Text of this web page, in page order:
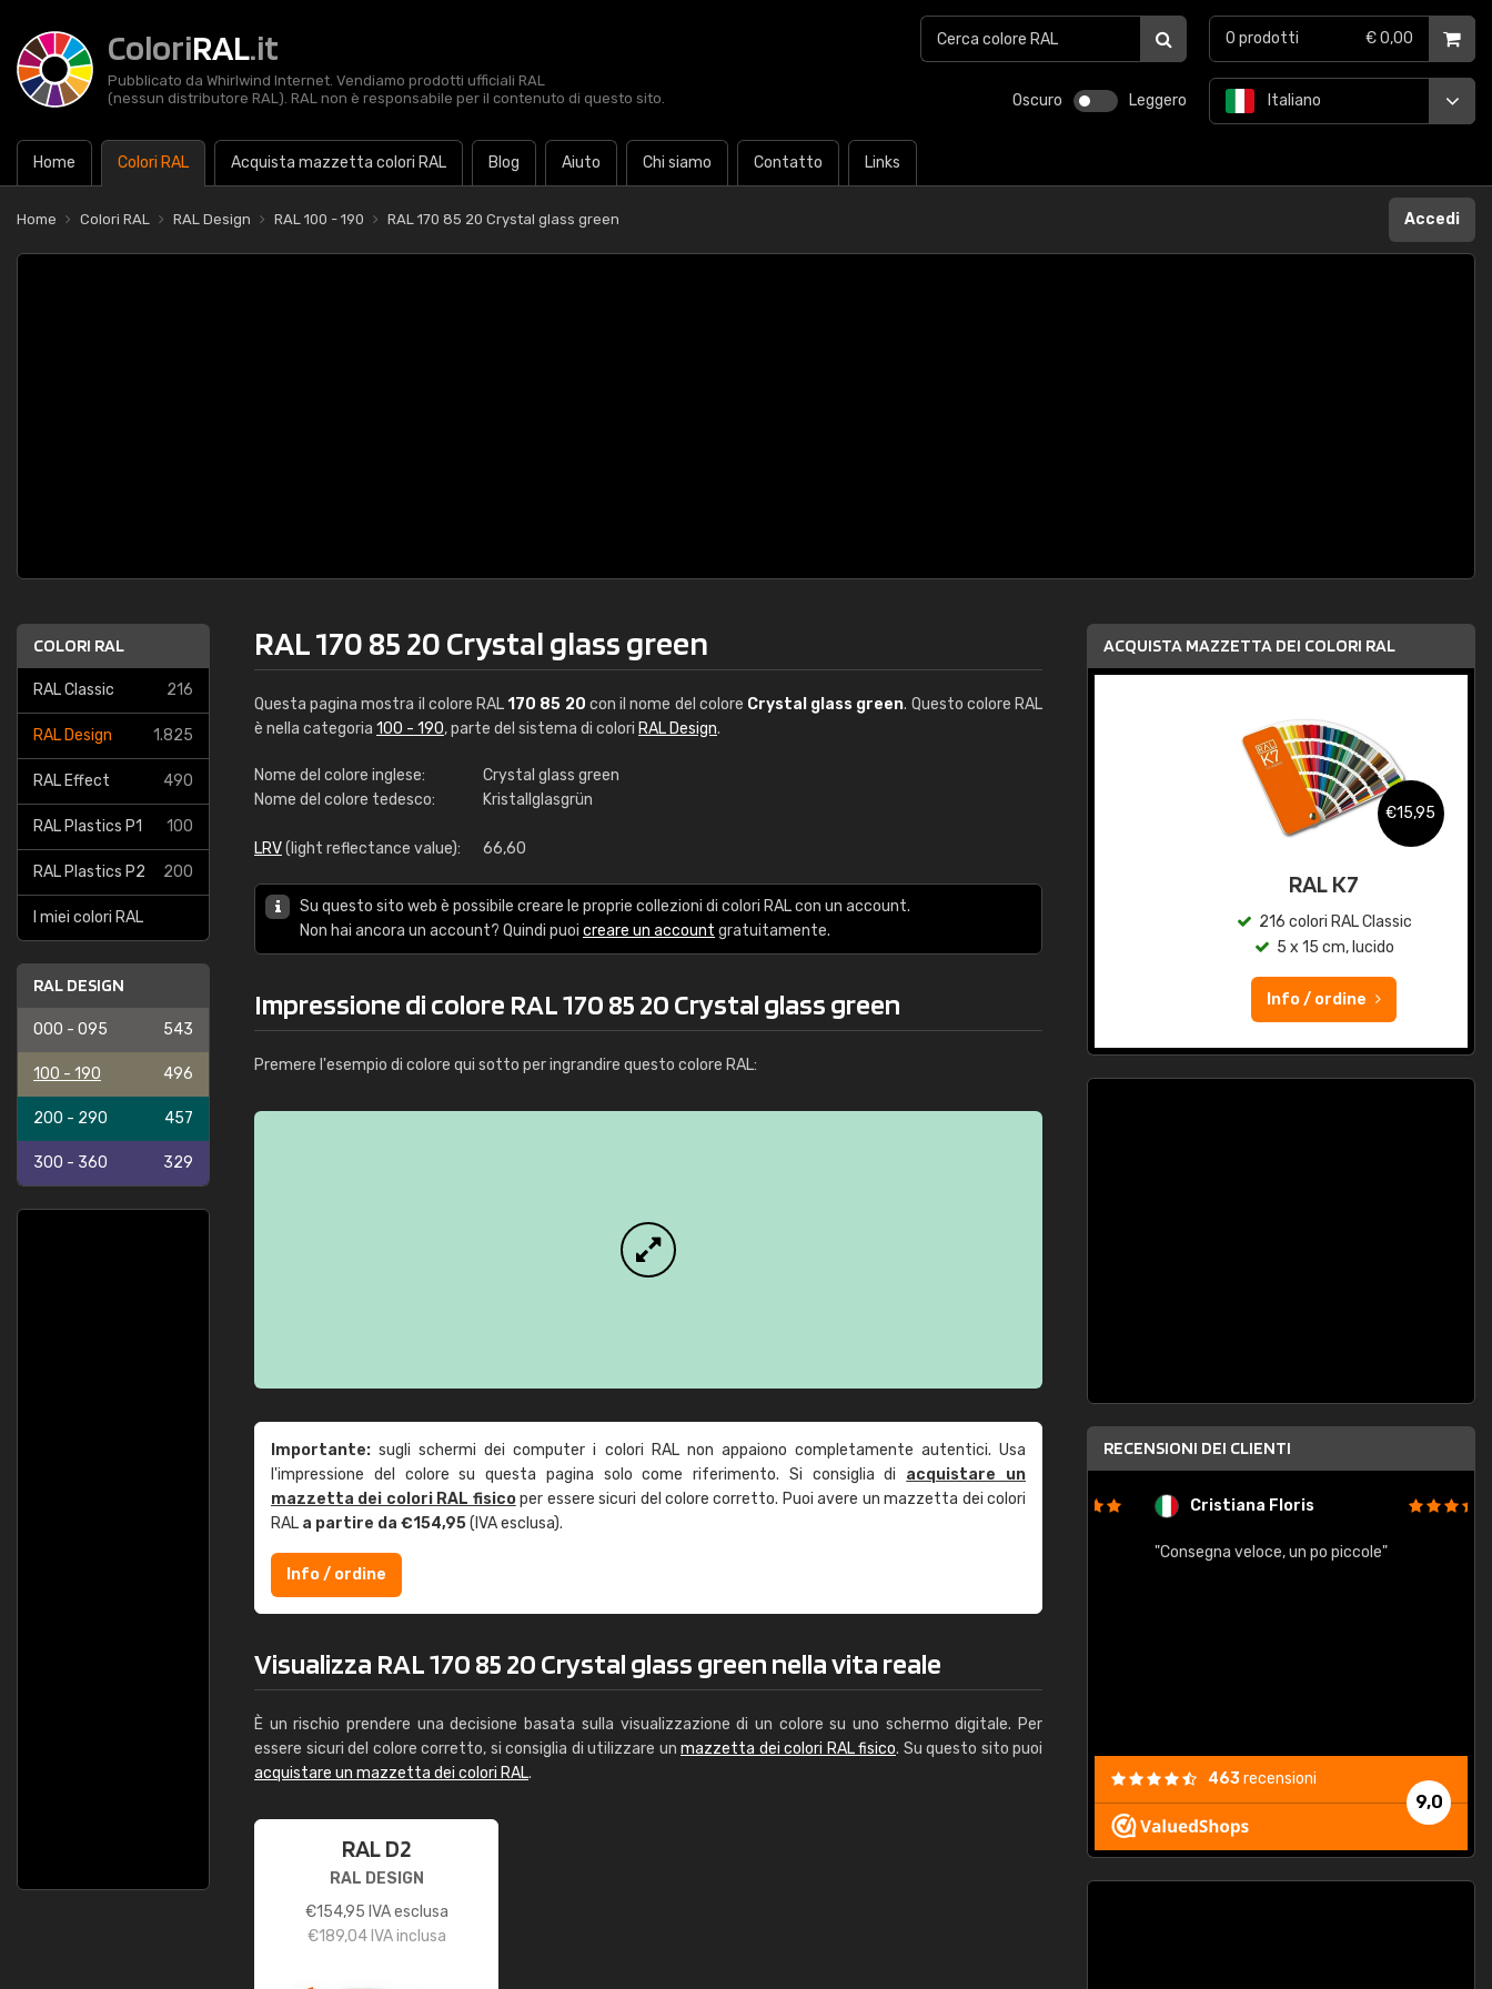
ColoriRAL.it
Pubblicato da Whirlwind Internet. Vendiamo prodotti ufficiali RAL
(nessun distributore RAL). RAL non è responsabile per il contenuto di questo sito.
Oscuro Leggero
Home Colori RAL Acquista mazzetta colori RAL Blog Aiuto Chi siamo Contatto Links
Italiano
0 prodotti € 0,00
Home Colori RAL RAL Design RAL 100 - 190 RAL 170 85 20 Crystal glass green Accedi
COLORI RAL
RAL Classic 216
RAL Design 1.825
RAL Effect 490
RAL Plastics P1 100
RAL Plastics P2 200
I miei colori RAL
RAL DESIGN
000 - 095 543
100 - 190 496
200 - 290 457
300 - 360 329
RAL 170 85 20 Crystal glass green
Questa pagina mostra il colore RAL170 85 20 con il nome del colore Crystal glass green. Questo colore RAL
è nella categoria 100 - 190, parte del sistema di colori RAL Design.
Nome del colore inglese:
Crystal glass green
Nome del colore tedesco:
Kristallglasgrün
LRV(light reflectance value): 66,60
Su questo sito web è possibile creare le proprie collezioni di colori RAL con un account.
Non hai ancora un account? Quindi puoi creare un account gratuitamente.
Impressione di colore RAL 170 85 20 Crystal glass green
Premere l'esempio di colore qui sotto per ingrandire questo colore RAL:
Importante: sugli schermi dei computer i colori RAL non appaiono completamente autentici. Usa
l'impressione del colore su questa pagina solo come riferimento. Si consiglia di acquistare un
mazzetta dei colori RAL fisicoper essere sicuri del colore corretto. Puoi avere un mazzetta dei colori
RAL a partire da €154,95(IVA esclusa).
Info / ordine
Visualizza RAL 170 85 20 Crystal glass green nella vita reale
È un rischio prendere una decisione basata sulla visualizzazione di un colore su uno schermo digitale. Per
essere sicuri del colore corretto, si consiglia di utilizzare un mazzetta dei colori RAL fisico. Su questo sito puoi
acquistare un mazzetta dei colori RAL.
RAL D2
RAL DESIGN
€154,95 IVA esclusa
€189,04IVA inclusa
ACQUISTA MAZZETTA DEI COLORI RAL
RAL K7 a base d'acqua
Info / ordine
€15,95
RAL K7
216 colori RAL Classic
5 x 15 cm, lucido
Info / ordine
RECENSIONI DEI CLIENTI
Caterina Maifredi Cristiana Floris
"Consegna veloce, un po piccole"
9,0
463recensioni